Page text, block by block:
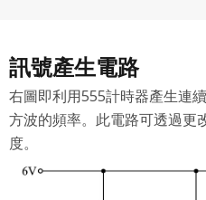
訊號產生電路
右圖即利用555計時器產生連
方波的頻率。此電路可透過更
度。